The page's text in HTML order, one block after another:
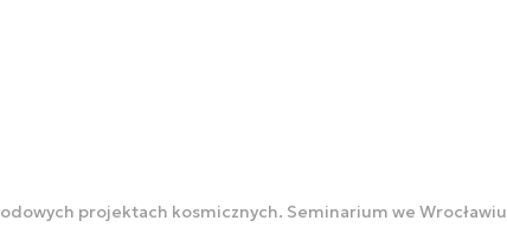
projektach kosmicznych. Seminarium we Wrocławiu